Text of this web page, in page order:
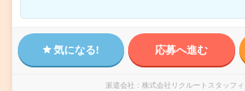
気になる! 応募へ進む
派遣会社 株式会社リクルートスタッフ